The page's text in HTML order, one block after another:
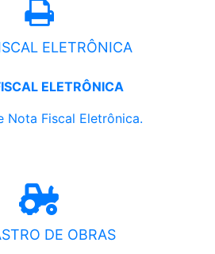
ELETRÔNICA
ELETRÔNICA
Nota Fiscal Eletrônica.
DE OBRAS